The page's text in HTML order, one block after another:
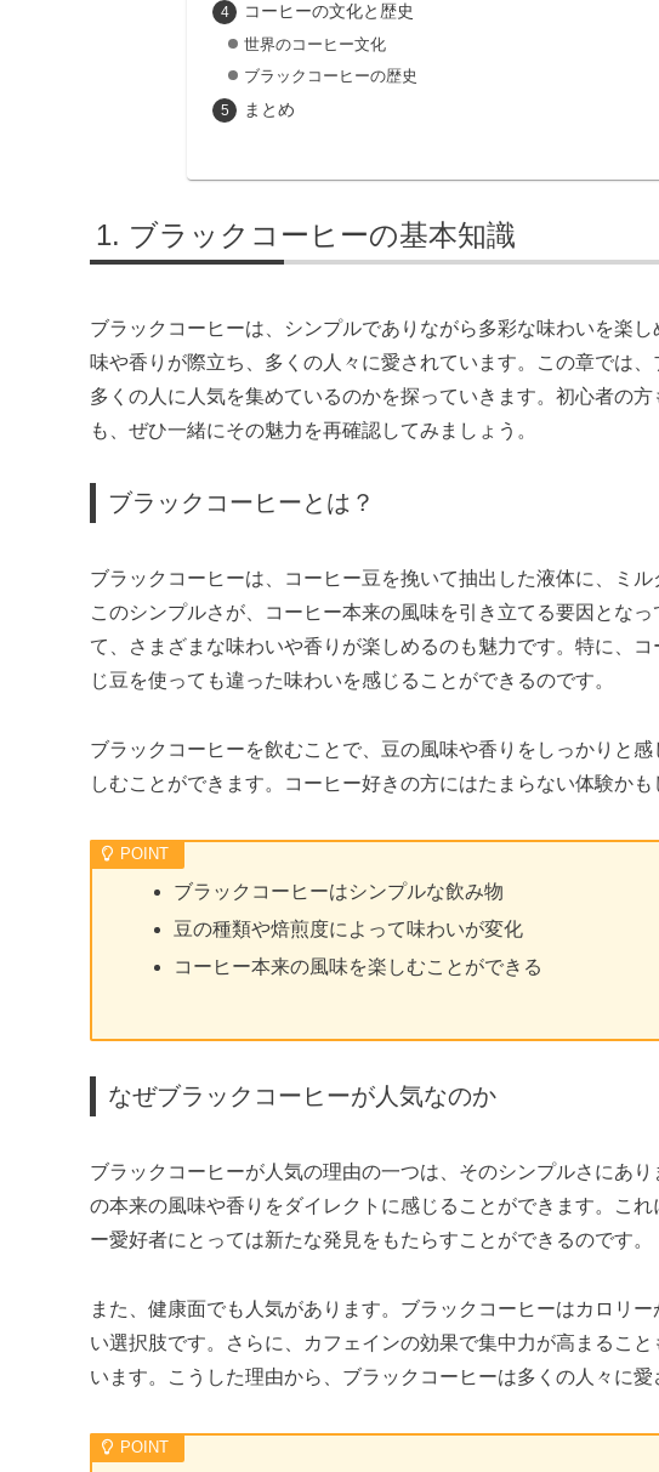
コーヒーの文化と歴史
世界のコーヒー文化
ブラックコーヒーの歴史
まとめ
ブラックコーヒーの基本知識
ブラックコーヒーは、シンプルでありながら多彩な味わいを楽
味や香りが際立ち、多くの人々に愛されています。この章では
多くの人に人気を集めているのかを探っていきます。初心者の
も、ぜひ一緒にその魅力を再確認してみましょう。
ブラックコーヒーとは？
ブラックコーヒーは、コーヒー豆を挽いて抽出した液体に、ミ
このシンプルさが、コーヒー本来の風味を引き立てる要因とな
て、さまざまな味わいや香りが楽しめるのも魅力です。特に、
じ豆を使っても違った味わいを感じることができるのです。
ブラックコーヒーを飲むことで、豆の風味や香りをしっかりと
しむことができます。コーヒー好きの方にはたまらない体験かも
ブラックコーヒーはシンプルな飲み物
豆の種類や焙煎度によって味わいが変化
コーヒー本来の風味を楽しむことができる
なぜブラックコーヒーが人気なのか
ブラックコーヒーが人気の理由の一つは、そのシンプルさにあ
の本来の風味や香りをダイレクトに感じることができます。こ
ー愛好者にとっては新たな発見をもたらすことができるのです。
また、健康面でも人気があります。ブラックコーヒーはカロリ
い選択肢です。さらに、カフェインの効果で集中力が高まるこ
います。こうした理由から、ブラックコーヒーは多くの人々に愛